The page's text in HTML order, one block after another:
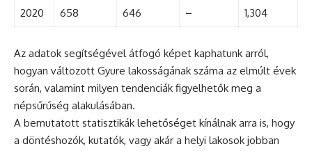
2020 658 646 – 1,304
Az adatok segítségével átfogó képet kaphatunk arról,
hogyan változott Gyure lakosságának száma az elmúlt évek
során, valamint milyen tendenciák figyelhetők meg a
népsűrűség alakulásában.
A bemutatott statisztikák lehetőséget kínálnak arra is, hogy
a döntéshozók, kutatók, vagy akár a helyi lakosok jobban